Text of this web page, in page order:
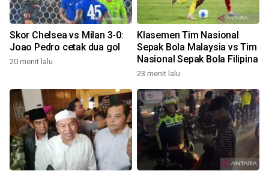
Skor Chelsea vs Milan 3-0:
Joao Pedro cetak dua gol
20 menit lalu
Klasemen Tim Nasional
Sepak Bola Malaysia vs Tim
Nasional Sepak Bola Filipina
23 menit lalu